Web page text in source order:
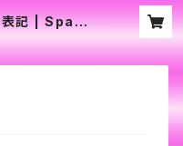
表記 | Space